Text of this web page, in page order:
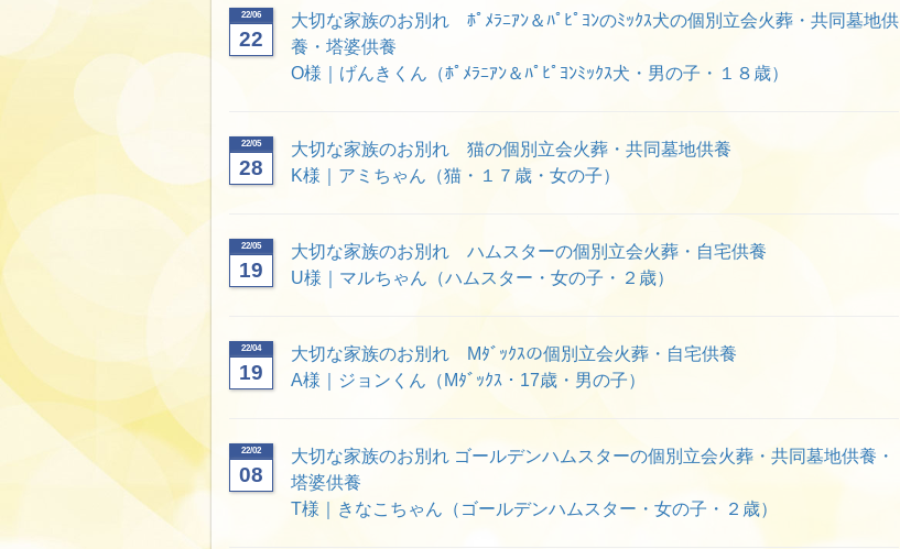
22/06
22
大切な家族のお別れ ﾎﾟﾒﾗﾆｱﾝ＆ﾊﾟﾋﾟﾖﾝのﾐｯｸｽ犬の個別立会火葬・共同墓地供
養・塔婆供養
O様｜げんきくん（ﾎﾟﾒﾗﾆｱﾝ＆ﾊﾟﾋﾟﾖﾝﾐｯｸｽ犬・男の子・１８歳）
22/05
28
大切な家族のお別れ 猫の個別立会火葬・共同墓地供養
K様｜アミちゃん（猫・１７歳・女の子）
22/05
19
大切な家族のお別れ ハムスターの個別立会火葬・自宅供養
U様｜マルちゃん（ハムスター・女の子・２歳）
22/04
19
大切な家族のお別れ Mﾀﾞｯｸｽの個別立会火葬・自宅供養
A様｜ジョンくん（Mﾀﾞｯｸｽ・17歳・男の子）
22/02
08
大切な家族のお別れ ゴールデンハムスターの個別立会火葬・共同墓地供養・
塔婆供養
T様｜きなこちゃん（ゴールデンハムスター・女の子・２歳）